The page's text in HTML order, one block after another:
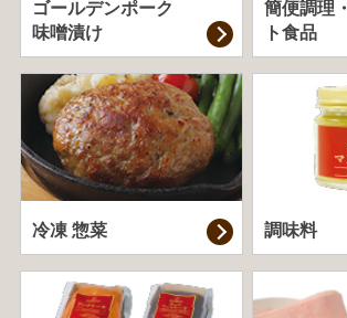
ゴールデンポーク
味噌漬け
簡便調理・
ト食品
冷凍 惣菜 調味料